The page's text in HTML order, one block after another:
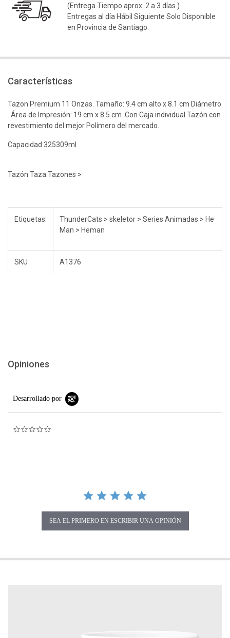
(Entrega Tiempo aprox. 2 a 3 días.)
Entregas al día Hábil Siguiente Solo Disponible
en Provincia de Santiago.
Características
Tazon Premium 11 Onzas. Tamaño: 9.4 cm alto x 8.1 cm Diámetro
. Área de Impresión: 19 cm x 8.5 cm. Con Caja individual Tazón con
revestimiento del mejor Polímero del mercado.
Capacidad 325309ml
Tazón Taza Tazones >
Etiquetas:
ThunderCats > skeletor > Series Animadas > He
Man > Heman
SKU A1376
Opiniones
Desarrollado por
SEA EL PRIMERO EN ESCRIBIR UNA OPINIÓN